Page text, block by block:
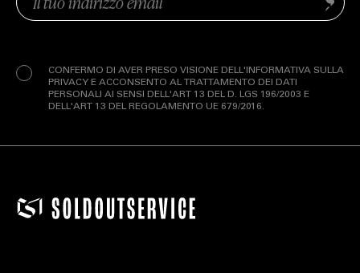
(Obbligatorio)
CONFERMO DI AVER PRESO VISIONE DELL'INFORMATIVA SULLA
PRIVACY E ACCONSENTO AL TRATTAMENTO DEI DATI
PERSONALI AI SENSI DELL'ART 13 DEL D. LGS 196/2003 E
DELL'ART 13 DEL REGOLAMENTO UE 679/2016.
Invia